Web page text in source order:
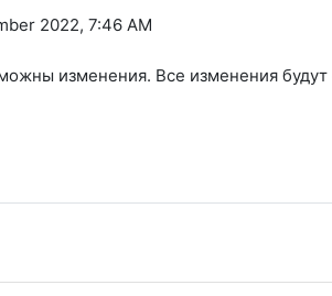
2022, 7:46 AM
изменения. Все изменения